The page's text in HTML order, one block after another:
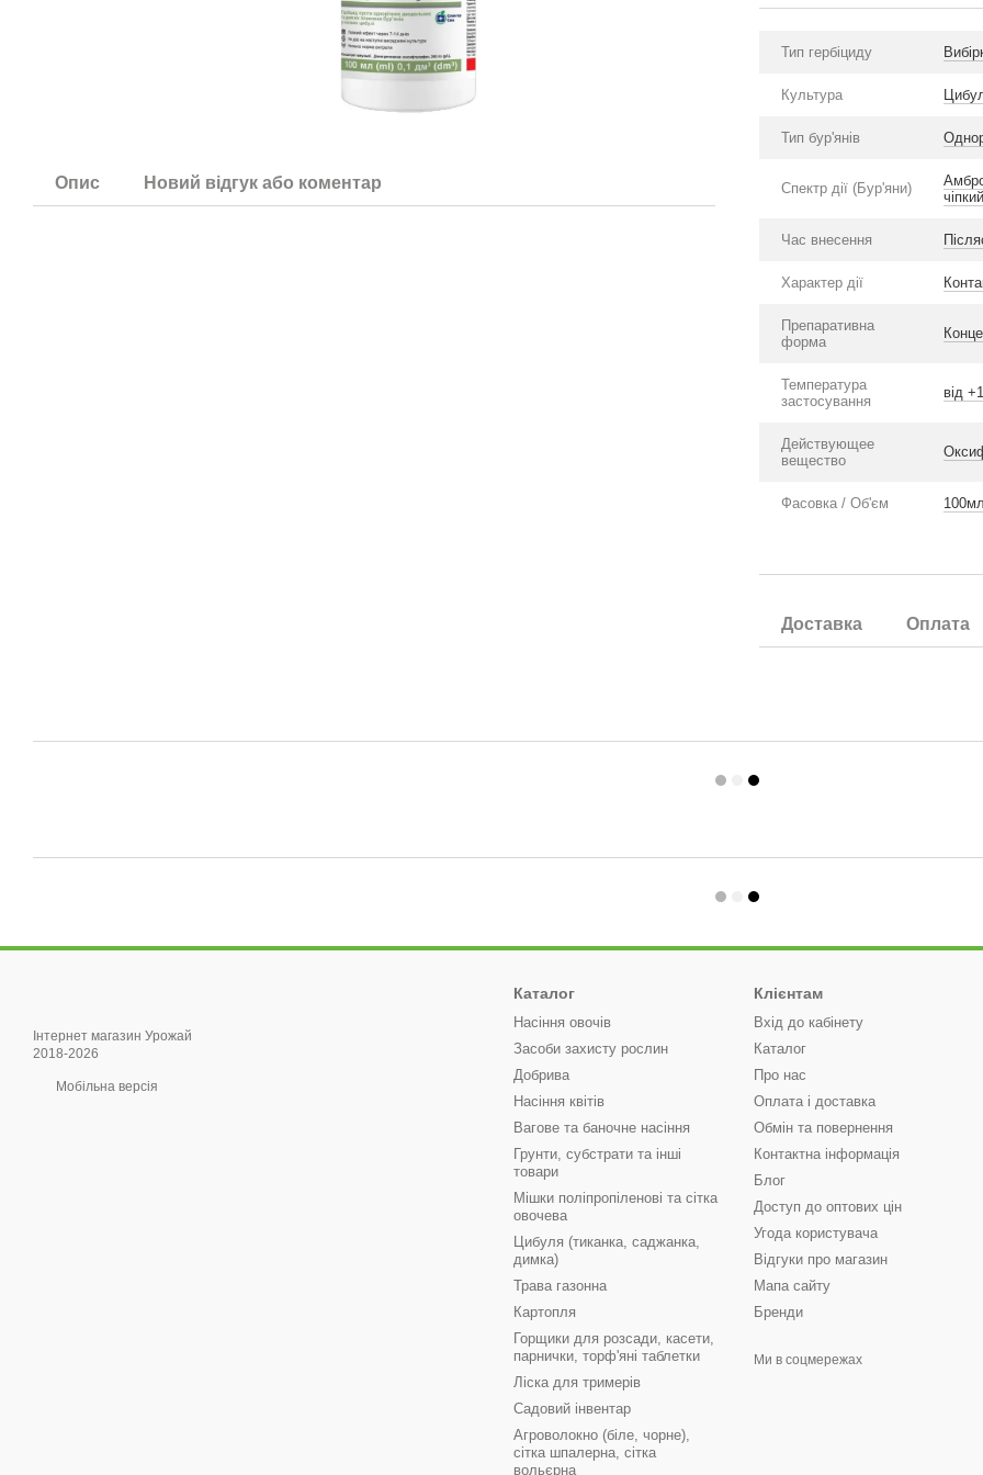
Опис Новий відгук або коментар
Тип гербіциду
Культура
Тип бур'янів
Спектр дії (Бур'яни)
чіпкий
Час внесення
Характер дії
Препаративна
форма
Температура
застосування
від
Действующее
вещество
Фасовка / Об'єм 100мл
Доставка Оплата
Інтернет магазин Урожай
2018-2026
Мобільна версія
Каталог
Насіння овочів
Засоби захисту рослин
Добрива
Насіння квітів
Вагове та баночне насіння
Грунти, субстрати та інші
товари
Мішки поліпропіленові та сітка
овочева
Цибуля (тиканка, саджанка,
димка)
Трава газонна
Картопля
Горщики для розсади, касети,
парнички, торф'яні таблетки
Ліска для тримерів
Садовий інвентар
Агроволокно (біле, чорне),
сітка шпалерна, сітка
вольєрна
Клієнтам
Вхід до кабінету
Каталог
Про нас
Оплата і доставка
Обмін та повернення
Контактна інформація
Блог
Доступ до оптових цін
Угода користувача
Відгуки про магазин
Мапа сайту
Бренди
Ми в соцмережах